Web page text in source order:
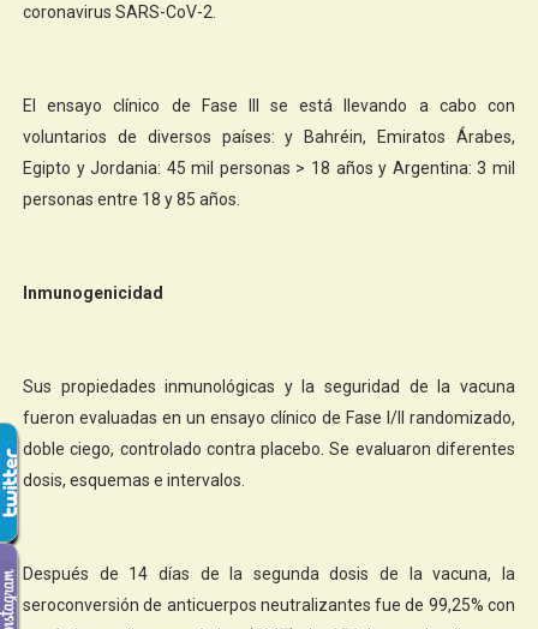
coronavirus SARS-CoV-2.
El ensayo clínico de Fase III se está llevando a cabo con
voluntarios de diversos países: y Bahréin, Emiratos Árabes,
Egipto y Jordania: 45 mil personas > 18 años y Argentina: 3 mil
personas entre 18 y 85 años.
Inmunogenicidad
Sus propiedades inmunológicas y la seguridad de la vacuna
fueron evaluadas en un ensayo clínico de Fase I/II randomizado,
doble ciego, controlado contra placebo. Se evaluaron diferentes
dosis, esquemas e intervalos.
Después de 14 días de la segunda dosis de la vacuna, la
seroconversión de anticuerpos neutralizantes fue de 99,25% con